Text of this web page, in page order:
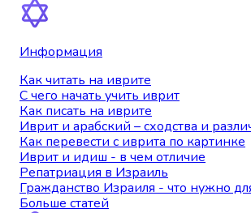
Информация
Как читать на иврите
С чего начать учить иврит
Как писать на иврите
Иврит и арабский – сходства и
Как перевести с иврита по картинке
Иврит и идиш - в чем отличие
Репатриация в Израиль
Гражданство Израиля - что нужно
Больше статей